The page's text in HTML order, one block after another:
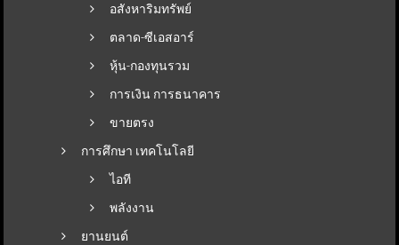
อสังหาริมทรัพย์
ตลาด-ซีเอสอาร์
หุ้น-กองทุนรวม
การเงิน การธนาคาร
ขายตรง
การศึกษา เทคโนโลยี
ไอที
พลังงาน
ยานยนต์